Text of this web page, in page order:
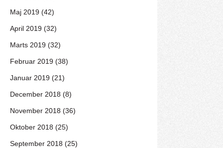
Maj 2019 (42)
April 2019 (32)
Marts 2019 (32)
Februar 2019 (38)
Januar 2019 (21)
December 2018 (8)
November 2018 (36)
Oktober 2018 (25)
September 2018 (25)